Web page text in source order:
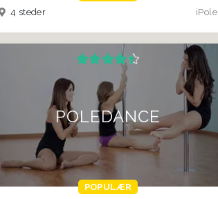
iPole
4 steder
POPULÆR
POLEDANCE